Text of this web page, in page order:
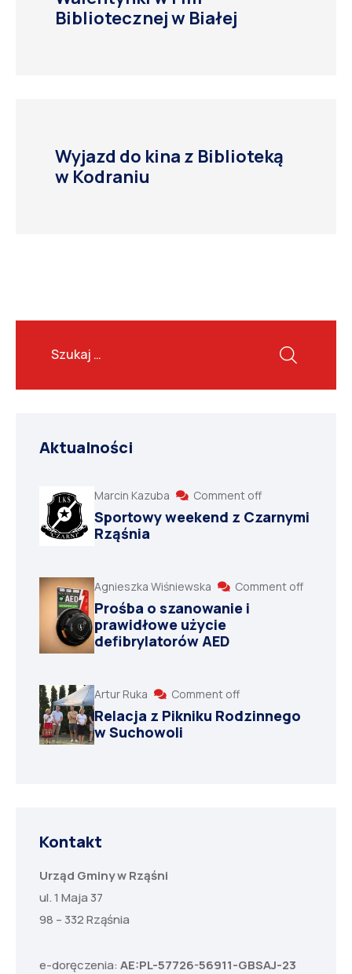
Bibliotecznej w Białej
Wyjazd do kina z Biblioteką
w Kodraniu
Aktualności
Marcin Kazuba Comment off
Sportowy weekend z Czarnymi
Rząśnia
Agnieszka Wiśniewska Comment off
Prośba o szanowanie i
prawidłowe użycie
defibrylatorów AED
Artur Ruka Comment off
Relacja z Pikniku Rodzinnego
w Suchowoli
Kontakt
Urząd Gminy w Rząśni
ul. 1 Maja 37
98 – 332 Rząśnia
e-doręczenia: AE:PL-57726-56911-GBSAJ-23